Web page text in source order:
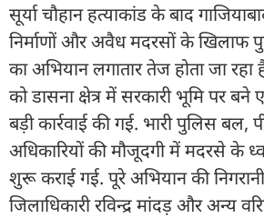
सूर्या चौहान हत्याकांड के बाद
निर्माणों और अवैध मदरसों के खिलाफ
का अभियान लगातार तेज होता जा
को डासना क्षेत्र में सरकारी भूमि पर
बड़ी कार्रवाई की गई. भारी पुलिस बल,
अधिकारियों की मौजूदगी में मदरसे के
शुरू कराई गई. पूरे अभियान की
जिलाधिकारी रविन्द्र मांदड़ और अन्य